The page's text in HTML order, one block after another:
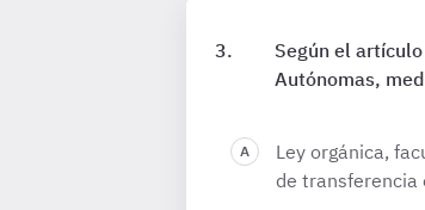
Según el
Autónomas,
Ley orgánica,
de transferencia